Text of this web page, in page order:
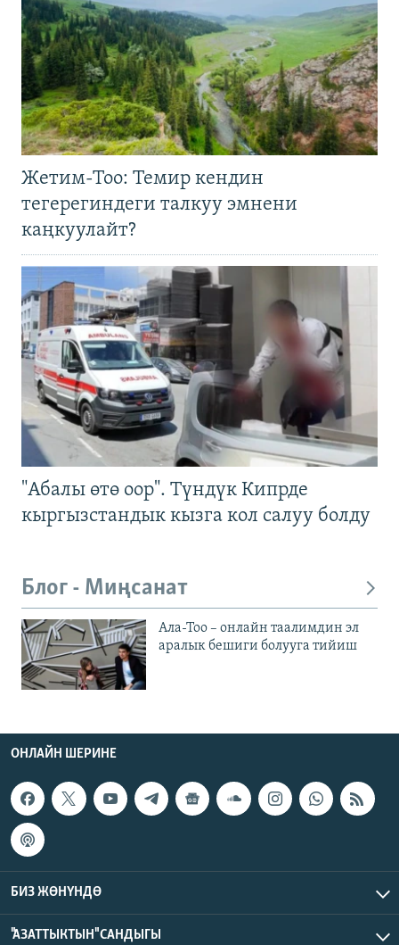
Жетим-Тоо: Темир кендин
тегерегиндеги талкуу эмнени
каңкуулайт?
"Абалы өтө оор". Түндүк Кипрде
кыргызстандык кызга кол салуу болду
Блог - Миңсанат
Ала-Тоо – онлайн таалимдин эл
аралык бешиги болууга тийиш
ОНЛАЙН ШЕРИНЕ
БИЗ ЖӨНҮНДӨ
"АЗАТТЫКТЫН" САНДЫГЫ